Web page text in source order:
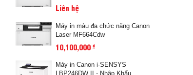
Liên hệ
Máy in màu đa chức năng Canon
Laser MF664Cdw
10,100,000 đ
Máy in Canon i-SENSYS
LBP246DW II - Nhập Khẩu